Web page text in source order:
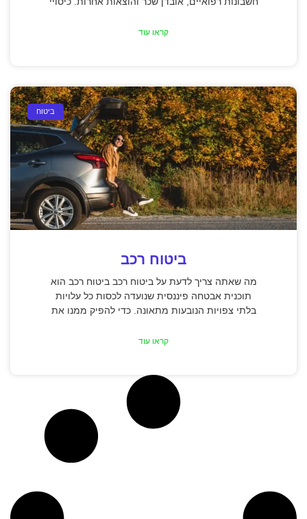
קראו עוד
ביטוח
ביטוח רכב
מה שאתה צריך לדעת על ביטוח רכב ביטוח רכב הוא
תוכנית אבטחה פיננסית שנועדה לכסות כל עלויות
בלתי צפויות הנובעות מתאונה. כדי להפיק ממנו את
קראו עוד